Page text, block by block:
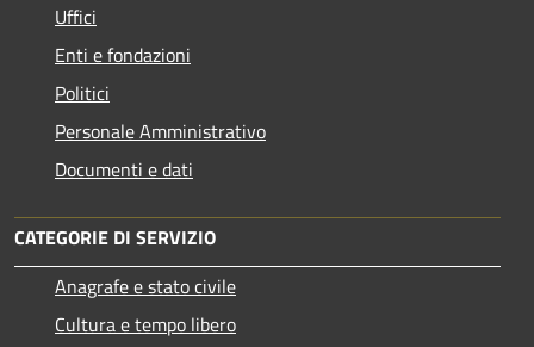
Uffici
Enti e fondazioni
Politici
Personale Amministrativo
Documenti e dati
CATEGORIE DI SERVIZIO
Anagrafe e stato civile
Cultura e tempo libero